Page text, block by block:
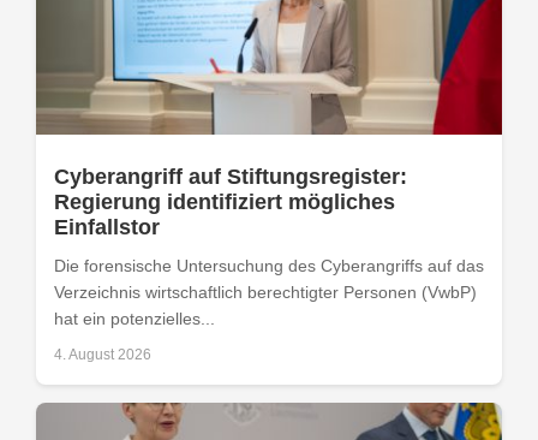
Cyberangriff auf Stiftungsregister:
Regierung identifiziert mögliches
Einfallstor
Die forensische Untersuchung des Cyberangriffs auf das
Verzeichnis wirtschaftlich berechtigter Personen (VwbP)
hat ein potenzielles...
4. August 2026